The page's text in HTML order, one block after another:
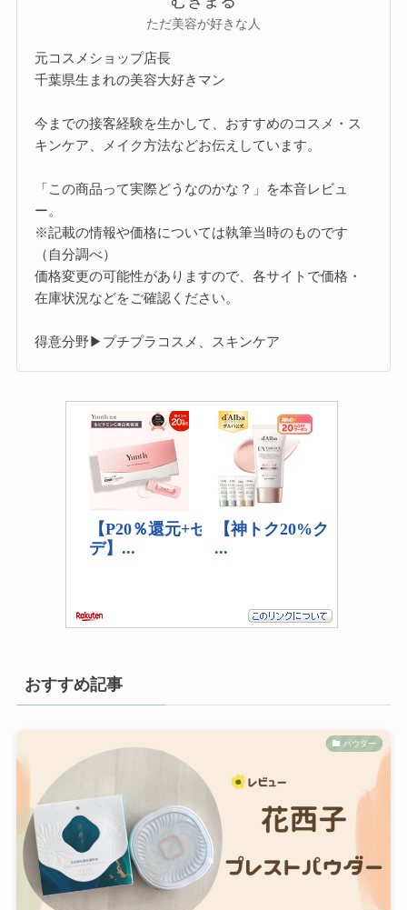
ただ美容が好きな人
元コスメショップ店長
千葉県生まれの美容大好きマン
今までの接客経験を生かして、おすすめのコスメ・ス
キンケア、メイク方法などお伝えしています。
「この商品って実際どうなのかな？」を本音レビュ
ー。
※記載の情報や価格については執筆当時のものです
（自分調べ）
価格変更の可能性がありますので、各サイトで価格・
在庫状況などをご確認ください。
得意分野▶プチプラコスメ、スキンケア
おすすめ記事
パウダー